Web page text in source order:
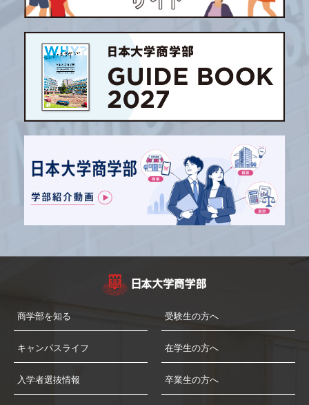
商学部を知る
キャンパスライフ
入学者選抜情報
受験生の方へ
在学生の方へ
卒業生の方へ